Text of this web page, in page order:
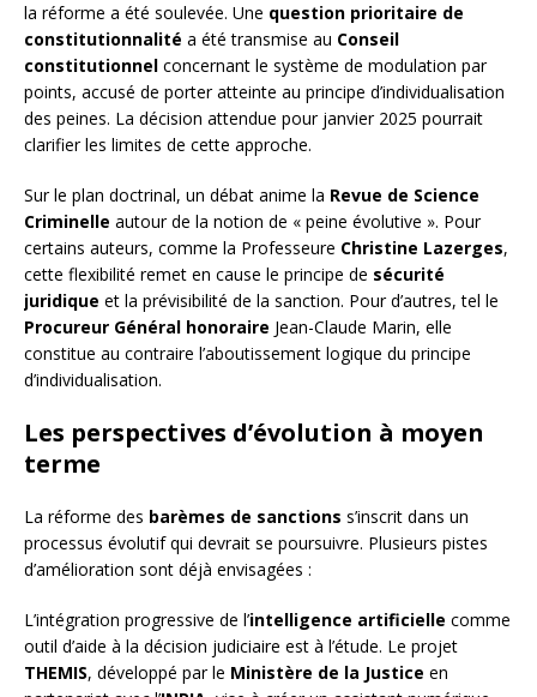
la réforme a été soulevée. Une question prioritaire de
constitutionnalité a été transmise au Conseil
constitutionnel concernant le système de modulation par
points, accusé de porter atteinte au principe d’individualisation
des peines. La décision attendue pour janvier 2025 pourrait
clarifier les limites de cette approche.
Sur le plan doctrinal, un débat anime la Revue de Science
Criminelle autour de la notion de « peine évolutive ». Pour
certains auteurs, comme la Professeure Christine Lazerges,
cette flexibilité remet en cause le principe de sécurité
juridique et la prévisibilité de la sanction. Pour d’autres, tel le
Procureur Général honoraire Jean-Claude Marin, elle
constitue au contraire l’aboutissement logique du principe
d’individualisation.
Les perspectives d’évolution à moyen
terme
La réforme des barèmes de sanctions s’inscrit dans un
processus évolutif qui devrait se poursuivre. Plusieurs pistes
d’amélioration sont déjà envisagées :
L’intégration progressive de l’intelligence artificielle comme
outil d’aide à la décision judiciaire est à l’étude. Le projet
THEMIS, développé par le Ministère de la Justice en